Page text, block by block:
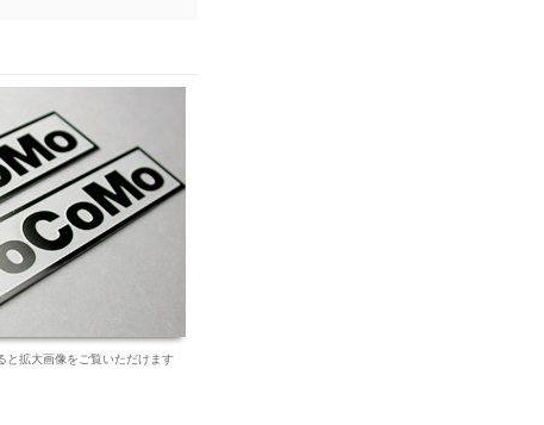
拡大画像をご覧いただけます